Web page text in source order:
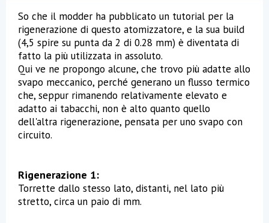
So che il modder ha pubblicato un tutorial per la
rigenerazione di questo atomizzatore, e la sua build
(4,5 spire su punta da 2 di 0.28 mm) è diventata di
fatto la più utilizzata in assoluto.
Qui ve ne propongo alcune, che trovo più adatte allo
svapo meccanico, perché generano un flusso termico
che, seppur rimanendo relativamente elevato e
adatto ai tabacchi, non è alto quanto quello
dell'altra rigenerazione, pensata per uno svapo con
circuito.
Rigenerazione 1:
Torrette dallo stesso lato, distanti, nel lato più
stretto, circa un paio di mm.